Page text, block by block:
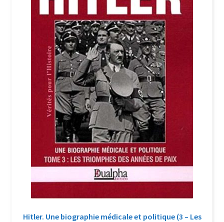
Hitler. Une biographie médicale et politique (3 – Les